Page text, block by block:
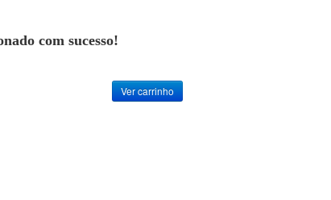
com sucesso!
Ver carrinho